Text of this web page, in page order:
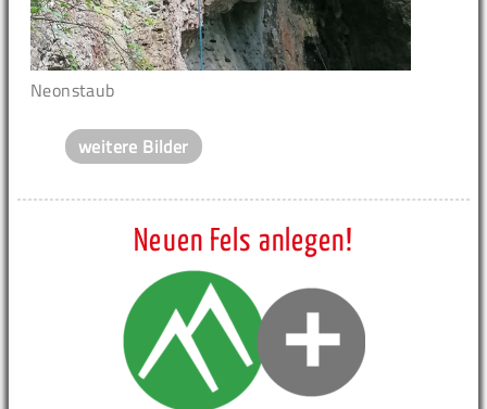
Neonstaub
weitere Bilder
Neuen Fels anlegen!